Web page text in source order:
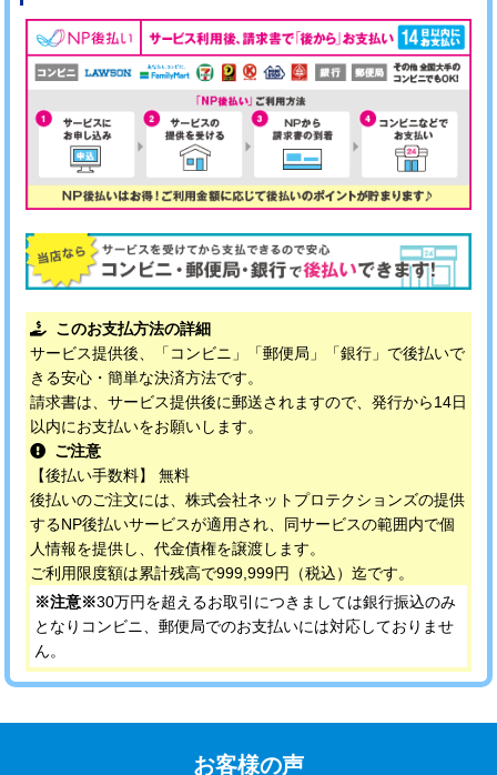
このお支払方法の詳細
サービス提供後、「コンビニ」「郵便局」「銀行」で後払いで
きる安心・簡単な決済方法です。
請求書は、サービス提供後に郵送されますので、発行から14日
以内にお支払いをお願いします。
ご注意
【後払い手数料】 無料
後払いのご注文には、株式会社ネットプロテクションズの提供
するNP後払いサービスが適用され、同サービスの範囲内で個
人情報を提供し、代金債権を譲渡します。
ご利用限度額は累計残高で999,999円（税込）迄です。
※注意※30万円を超えるお取引につきましては銀行振込のみ
となりコンビニ、郵便局でのお支払いには対応しておりませ
ん。
お客様の声